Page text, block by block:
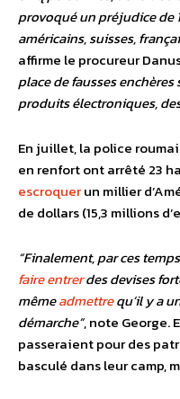
provoqué un préjudice de
américains, suisses,
affirme le procureur
place de fausses
produits électroniques,
En juillet, la police
en renfort ont arrêté 23
escroquerun millier
de dollars (15,3 millions
“Finalement, par ces
faireentrerdes devises
mêmeadmettrequ’il y a
démarche”, note George.
passeraient pour des
basculé dans leur camp,